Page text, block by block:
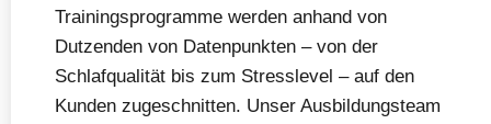
Trainingsprogramme werden anhand von
Dutzenden von Datenpunkten – von der
Schlafqualität bis zum Stresslevel – auf den
Kunden zugeschnitten. Unser Ausbildungsteam